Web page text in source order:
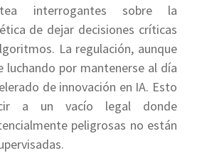
interrogantes sobre la
de dejar decisiones críticas
La regulación, aunque
luchando por mantenerse al día
de innovación en IA. Esto
a un vacío legal donde
peligrosas no están